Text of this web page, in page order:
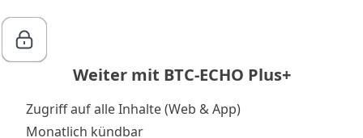
Weiter mit BTC-ECHO Plus+
Zugriff auf alle Inhalte (Web & App)
Monatlich kündbar